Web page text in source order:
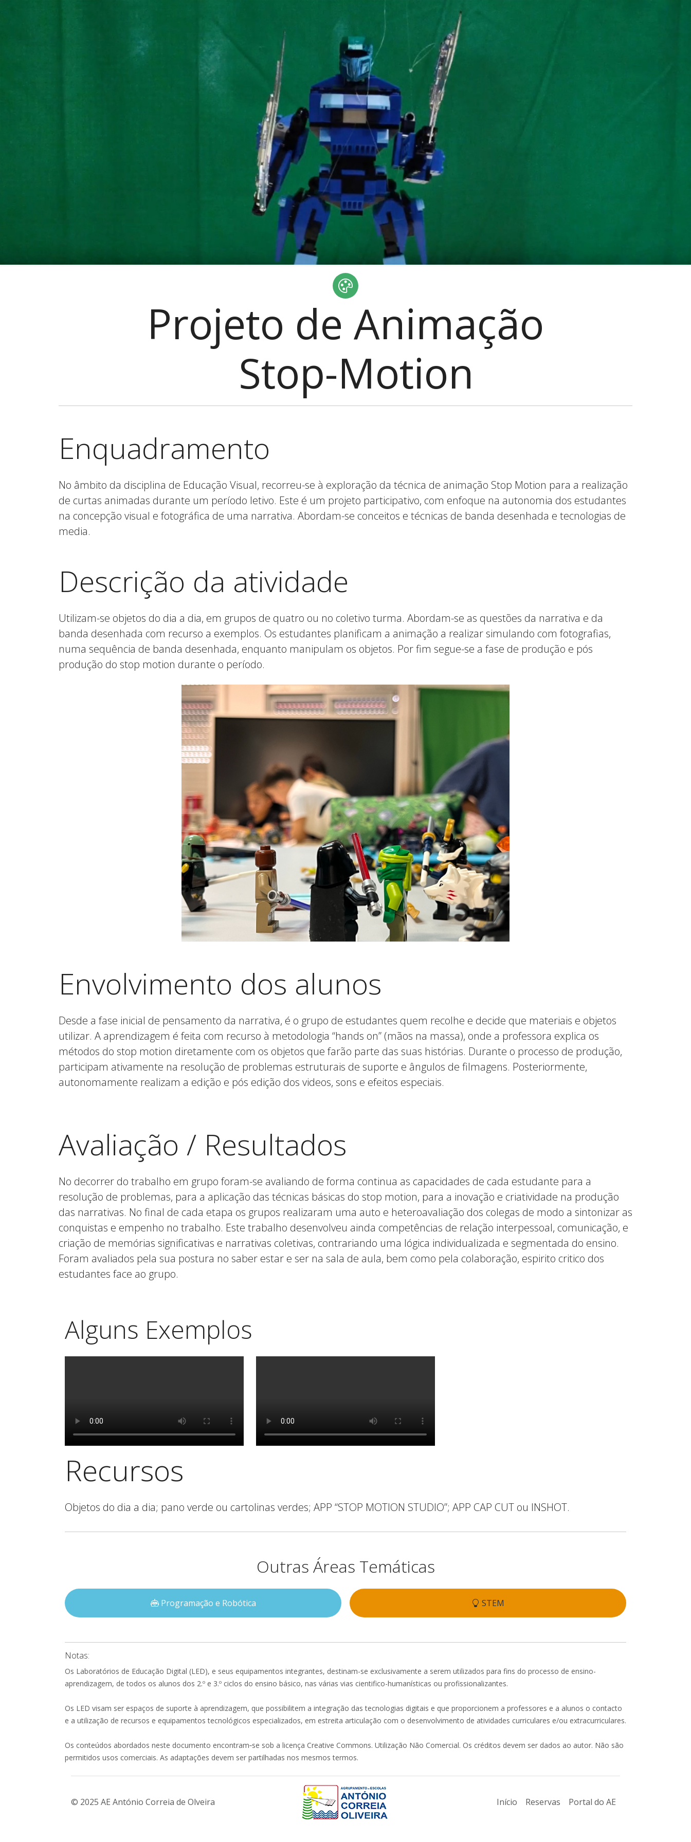
Projeto de Animação
Stop-Motion
Enquadramento
No âmbito da disciplina de Educação Visual, recorreu-se à exploração da técnica de animação Stop Motion para a realização
de curtas animadas durante um período letivo. Este é um projeto participativo, com enfoque na autonomia dos estudantes
na concepção visual e fotográfica de uma narrativa. Abordam-se conceitos e técnicas de banda desenhada e tecnologias de
media.
Descrição da atividade
Utilizam-se objetos do dia a dia, em grupos de quatro ou no coletivo turma. Abordam-se as questões da narrativa e da
banda desenhada com recurso a exemplos. Os estudantes planificam a animação a realizar simulando com fotografias,
numa sequência de banda desenhada, enquanto manipulam os objetos. Por fim segue-se a fase de produção e pós
produção do stop motion durante o período.
Envolvimento dos alunos
Desde a fase inicial de pensamento da narrativa, é o grupo de estudantes quem recolhe e decide que materiais e objetos
utilizar. A aprendizagem é feita com recurso à metodologia “hands on” (mãos na massa), onde a professora explica os
métodos do stop motion diretamente com os objetos que farão parte das suas histórias. Durante o processo de produção,
participam ativamente na resolução de problemas estruturais de suporte e ângulos de filmagens. Posteriormente,
autonomamente realizam a edição e pós edição dos videos, sons e efeitos especiais.
Avaliação / Resultados
No decorrer do trabalho em grupo foram-se avaliando de forma continua as capacidades de cada estudante para a
resolução de problemas, para a aplicação das técnicas básicas do stop motion, para a inovação e criatividade na produção
das narrativas. No final de cada etapa os grupos realizaram uma auto e heteroavaliação dos colegas de modo a sintonizar as
conquistas e empenho no trabalho. Este trabalho desenvolveu ainda competências de relação interpessoal, comunicação, e
criação de memórias significativas e narrativas coletivas, contrariando uma lógica individualizada e segmentada do ensino.
Foram avaliados pela sua postura no saber estar e ser na sala de aula, bem como pela colaboração, espirito critico dos
estudantes face ao grupo.
Alguns Exemplos
Recursos
Objetos do dia a dia; pano verde ou cartolinas verdes; APP “STOP MOTION STUDIO”; APP CAP CUT ou INSHOT.
Outras Áreas Temáticas
Programação e Robótica STEM
Notas:
Os Laboratórios de Educação Digital (LED), e seus equipamentos integrantes, destinam-se exclusivamente a serem utilizados para fins do processo de ensino-
aprendizagem, de todos os alunos dos 2.º e 3.º ciclos do ensino básico, nas várias vias cientifico-humanísticas ou profissionalizantes.
Os LED visam ser espaços de suporte à aprendizagem, que possibilitem a integração das tecnologias digitais e que proporcionem a professores e a alunos o contacto
e a utilização de recursos e equipamentos tecnológicos especializados, em estreita articulação com o desenvolvimento de atividades curriculares e/ou extracurriculares.
Os conteúdos abordados neste documento encontram‐se sob a licença Creative Commons. Utilização Não Comercial. Os créditos devem ser dados ao autor. Não são
permitidos usos comerciais. As adaptações devem ser partilhadas nos mesmos termos.
© 2025 AE António Correia de Olveira Início Reservas Portal do AE